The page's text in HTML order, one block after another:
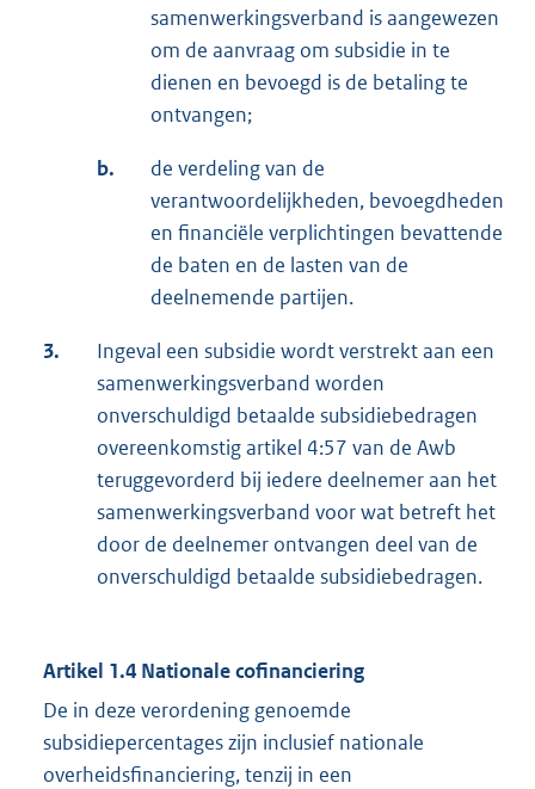
samenwerkingsverband is aangewezen
om de aanvraag om subsidie in te
dienen en bevoegd is de betaling te
ontvangen;
b.
de verdeling van de
verantwoordelijkheden, bevoegdheden
en financiële verplichtingen bevattende
de baten en de lasten van de
deelnemende partijen.
3.
Ingeval een subsidie wordt verstrekt aan een
samenwerkingsverband worden
onverschuldigd betaalde subsidiebedragen
overeenkomstig artikel 4:57 van de Awb
teruggevorderd bij iedere deelnemer aan het
samenwerkingsverband voor wat betreft het
door de deelnemer ontvangen deel van de
onverschuldigd betaalde subsidiebedragen.
Artikel 1.4 Nationale cofinanciering
De in deze verordening genoemde
subsidiepercentages zijn inclusief nationale
overheidsfinanciering, tenzij in een